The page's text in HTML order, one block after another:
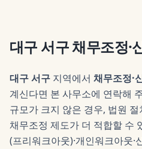
대구 서구채무조정·
대구 서구 지역에서 채무조정·
계신다면 본 사무소에 연락해
규모가 크지 않은 경우, 법원
채무조정 제도가 더 적합할 수
(프리워크아웃)·개인워크아웃